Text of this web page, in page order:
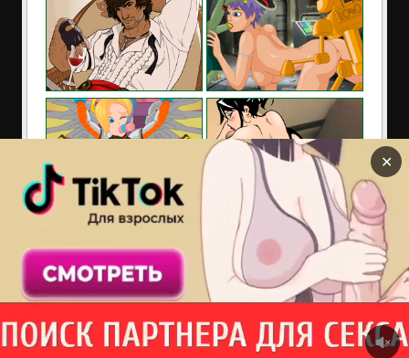
Сайт содержит материалы предназначенные только
для взрослых. Находясь на сайте Вы подтверждаете,
что Вам 18 лет и более. Если Вам нет 18 лет покиньте
сайт!
порно флеш игры
✕